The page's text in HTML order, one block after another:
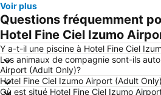
Voir plus
Questions fréquemment
Hotel Fine Ciel Izumo
Y a-t-il une piscine à Hotel Fine Ciel
Les animaux de compagnie sont-ils
Airport (Adult Only)?
Hotel Fine Ciel Izumo Airport (Adult
Où est situé Hotel Fine Ciel Izumo